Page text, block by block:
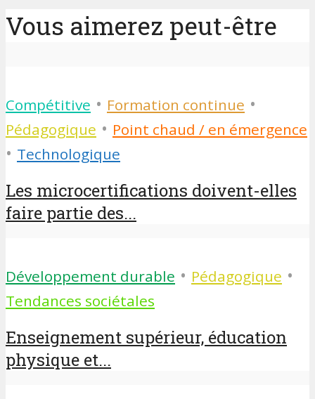
Vous aimerez peut-être
Compétitive • Formation continue •
Pédagogique • Point chaud / en émergence
• Technologique
Les microcertifications doivent-elles
faire partie des...
Développement durable • Pédagogique •
Tendances sociétales
Enseignement supérieur, éducation
physique et...